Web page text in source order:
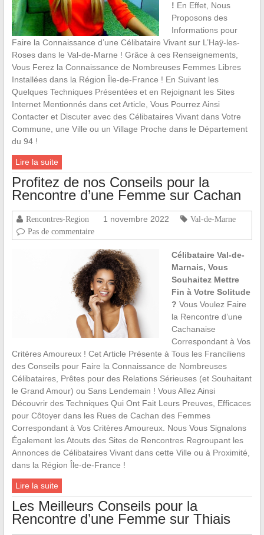
! En Effet, Nous
Proposons des
Informations pour
Faire la Connaissance d’une Célibataire Vivant sur L’Haÿ-les-
Roses dans le Val-de-Marne ! Grâce à ces Renseignements,
Vous Ferez la Connaissance de Nombreuses Femmes Libres
Installées dans la Région Île-de-France ! En Suivant les
Quelques Techniques Présentées et en Rejoignant les Sites
Internet Mentionnés dans cet Article, Vous Pourrez Ainsi
Contacter et Discuter avec des Célibataires Vivant dans Votre
Commune, une Ville ou un Village Proche dans le Département
du 94 !
Lire la suite
Profitez de nos Conseils pour la
Rencontre d’une Femme sur Cachan
Rencontres-Region 1 novembre 2022
Val-de-Marne
Pas de commentaire
Célibataire Val-de-
Marnais, Vous
Souhaitez Mettre
Fin à Votre Solitude
? Vous Voulez Faire
la Rencontre d’une
Cachanaise
Correspondant à Vos
Critères Amoureux ! Cet Article Présente à Tous les Franciliens
des Conseils pour Faire la Connaissance de Nombreuses
Célibataires, Prêtes pour des Relations Sérieuses (et Souhaitant
le Grand Amour) ou Sans Lendemain ! Vous Allez Ainsi
Découvrir des Techniques Qui Ont Fait Leurs Preuves, Efficaces
pour Côtoyer dans les Rues de Cachan des Femmes
Correspondant à Vos Critères Amoureux. Nous Vous Signalons
Également les Atouts des Sites de Rencontres Regroupant les
Annonces de Célibataires Vivant dans cette Ville ou à Proximité,
dans la Région Île-de-France !
Lire la suite
Les Meilleurs Conseils pour la
Rencontre d’une Femme sur Thiais